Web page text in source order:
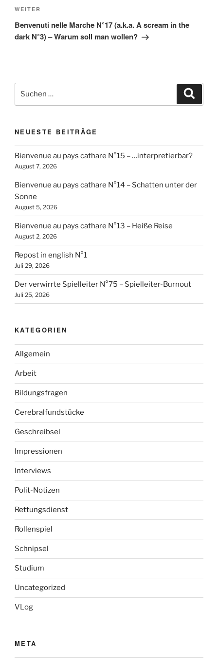
Nächster
Beitrag
WEITER
Benvenuti nelle Marche N°17 (a.k.a. A scream in the
dark N°3) – Warum soll man wollen?
Suchen
nach:
NEUESTE BEITRÄGE
Bienvenue au pays cathare N°15 – …interpretierbar?
August 7, 2026
Bienvenue au pays cathare N°14 – Schatten unter der
Sonne
August 5, 2026
Bienvenue au pays cathare N°13 – Heiße Reise
August 2, 2026
Repost in english N°1
Juli 29, 2026
Der verwirrte Spielleiter N°75 – Spielleiter-Burnout
Juli 25, 2026
KATEGORIEN
Allgemein
Arbeit
Bildungsfragen
Cerebralfundstücke
Geschreibsel
Impressionen
Interviews
Polit-Notizen
Rettungsdienst
Rollenspiel
Schnipsel
Studium
Uncategorized
VLog
META